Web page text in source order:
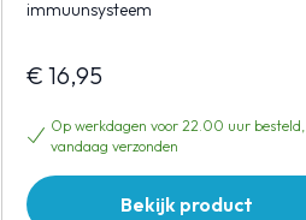
immuunsysteem
€ 16,95
Op werkdagen voor 22.00 uur besteld,
vandaag verzonden
Bekijk product